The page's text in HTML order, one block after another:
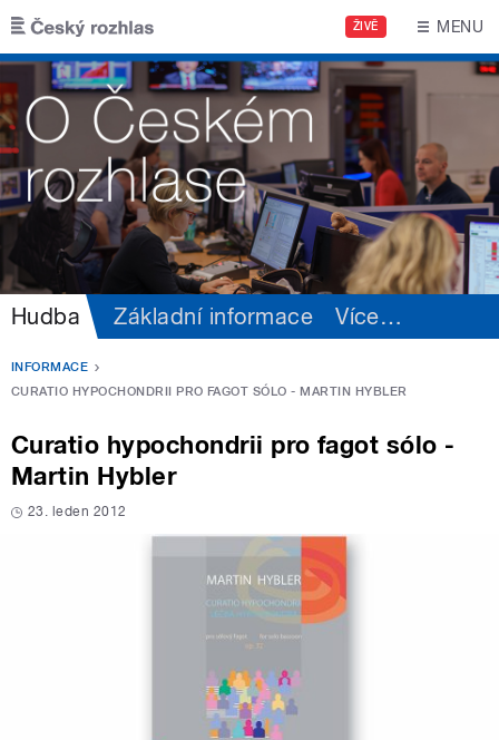
Přejít k hlavnímu obsahu
ŽIVĚ MENU
Hudba Základní informace Více…
INFORMACE
CURATIO HYPOCHONDRII PRO FAGOT SÓLO - MARTIN HYBLER
Curatio hypochondrii pro fagot sólo -
Martin Hybler
23. leden 2012